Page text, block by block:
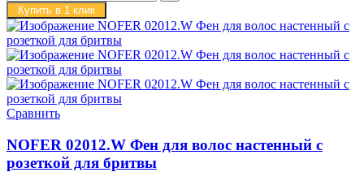
Купить в 1 клик
Сравнить
NOFER 02012.W Фен для волос настенный с
розеткой для бритвы